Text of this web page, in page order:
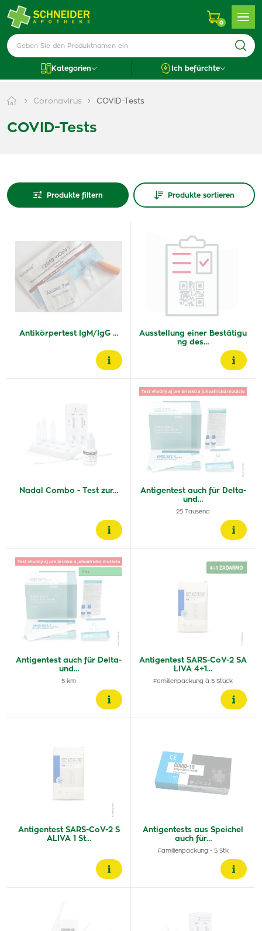
0
Kategorien Ich befürchte
Coronavirus COVID-Tests
COVID-Tests
Produkte filtern Produkte sortieren
Antikörpertest IgM/IgG …
Ausstellung einer Bestätigu
ng des…
Nadal Combo - Test zur…
Antigentest auch für Delta-
und…
25 Tausend
Antigentest auch für Delta-
und…
5 km
Antigentest SARS-CoV-2 SA
LIVA 4+1…
Familienpackung à 5 Stück
Antigentest SARS-CoV-2 S
ALIVA 1 St…
Antigentests aus Speichel
auch für…
Familienpackung - 5 Stk